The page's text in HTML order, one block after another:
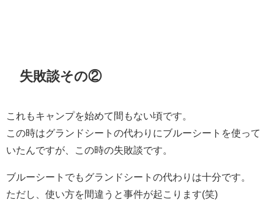
失敗談その②
これもキャンプを始めて間もない頃です。
この時はグランドシートの代わりにブルーシートを使って
いたんですが、この時の失敗談です。
ブルーシートでもグランドシートの代わりは十分です。
ただし、使い方を間違うと事件が起こります(笑)